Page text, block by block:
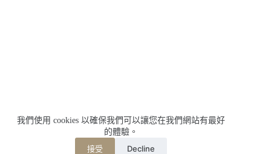
我們使用 cookies 以確保我們可以讓您在我們網站有最好
的體驗。
接受 Decline